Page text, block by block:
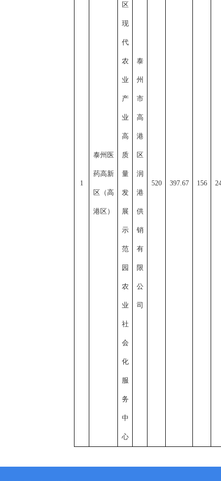
1
泰州医
药高新
区（高
港区）
区
现
代
农
业
产
业
高
质
量
发
展
示
范
园
农
业
社
会
化
服
务
中
心
泰
州
市
高
港
区
润
港
供
销
有
限
公
司
520 397.67 156